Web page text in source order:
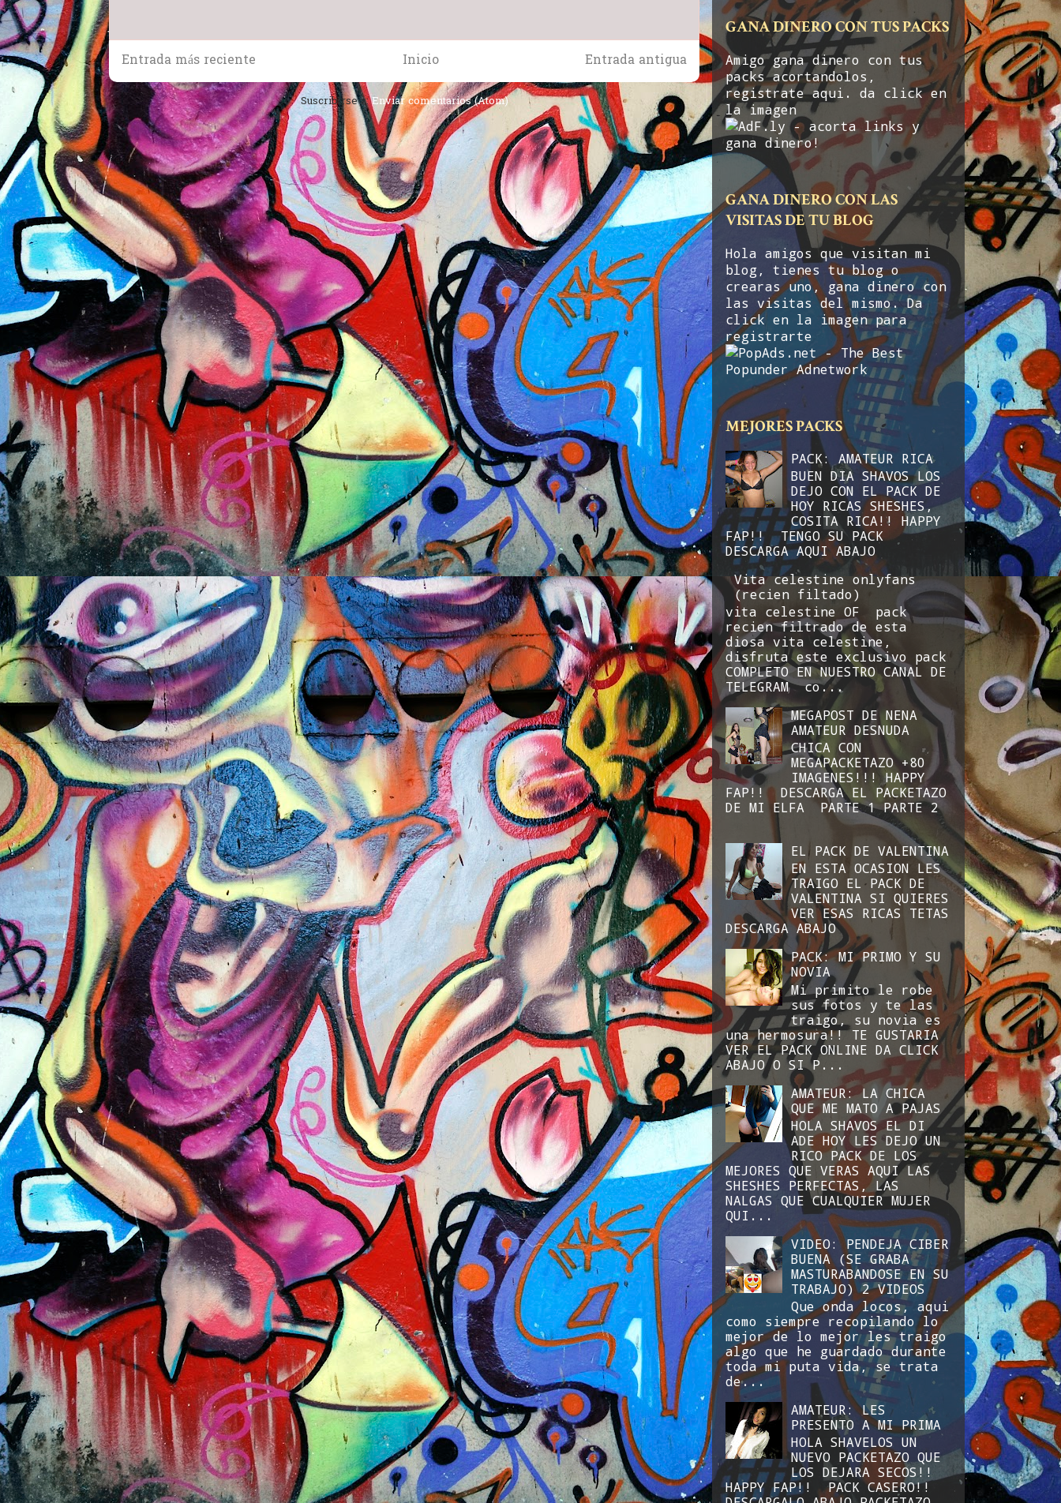
Entrada más reciente Entrada antigua
Inicio
Suscribirse a:Enviar comentarios (Atom)
GANA DINERO CON TUS PACKS
Amigo gana dinero con tus
packs acortandolos,
registrate aqui. da click en
la imagen
GANA DINERO CON LAS
VISITAS DE TU BLOG
Hola amigos que visitan mi
blog, tienes tu blog o
crearas uno, gana dinero con
las visitas del mismo. Da
click en la imagen para
registrarte
MEJORES PACKS
PACK: AMATEUR RICA
BUEN DIA SHAVOS LOS
DEJO CON EL PACK DE
HOY RICAS SHESHES,
COSITA RICA!! HAPPY
FAP!! TENGO SU PACK
DESCARGA AQUI ABAJO
Vita celestine onlyfans
(recien filtado)
vita celestine OF pack
recien filtrado de esta
diosa vita celestine,
disfruta este exclusivo pack
COMPLETO EN NUESTRO CANAL DE
TELEGRAM co...
MEGAPOST DE NENA
AMATEUR DESNUDA
CHICA CON
MEGAPACKETAZO +80
IMAGENES!!! HAPPY
FAP!! DESCARGA EL PACKETAZO
DE MI ELFA PARTE 1 PARTE 2
EL PACK DE VALENTINA
EN ESTA OCASION LES
TRAIGO EL PACK DE
VALENTINA SI QUIERES
VER ESAS RICAS TETAS
DESCARGA ABAJO
PACK: MI PRIMO Y SU
NOVIA
Mi primito le robe
sus fotos y te las
traigo, su novia es
una hermosura!! TE GUSTARIA
VER EL PACK ONLINE DA CLICK
ABAJO O SI P...
AMATEUR: LA CHICA
QUE ME MATO A PAJAS
HOLA SHAVOS EL DI
ADE HOY LES DEJO UN
RICO PACK DE LOS
MEJORES QUE VERAS AQUI LAS
SHESHES PERFECTAS, LAS
NALGAS QUE CUALQUIER MUJER
QUI...
VIDEO: PENDEJA CIBER
BUENA (SE GRABA
MASTURABANDOSE EN SU
TRABAJO) 2 VIDEOS
Que onda locos, aqui
como siempre recopilando lo
mejor de lo mejor les traigo
algo que he guardado durante
toda mi puta vida, se trata
de...
AMATEUR: LES
PRESENTO A MI PRIMA
HOLA SHAVELOS UN
NUEVO PACKETAZO QUE
LOS DEJARA SECOS!!
HAPPY FAP!! PACK CASERO!!